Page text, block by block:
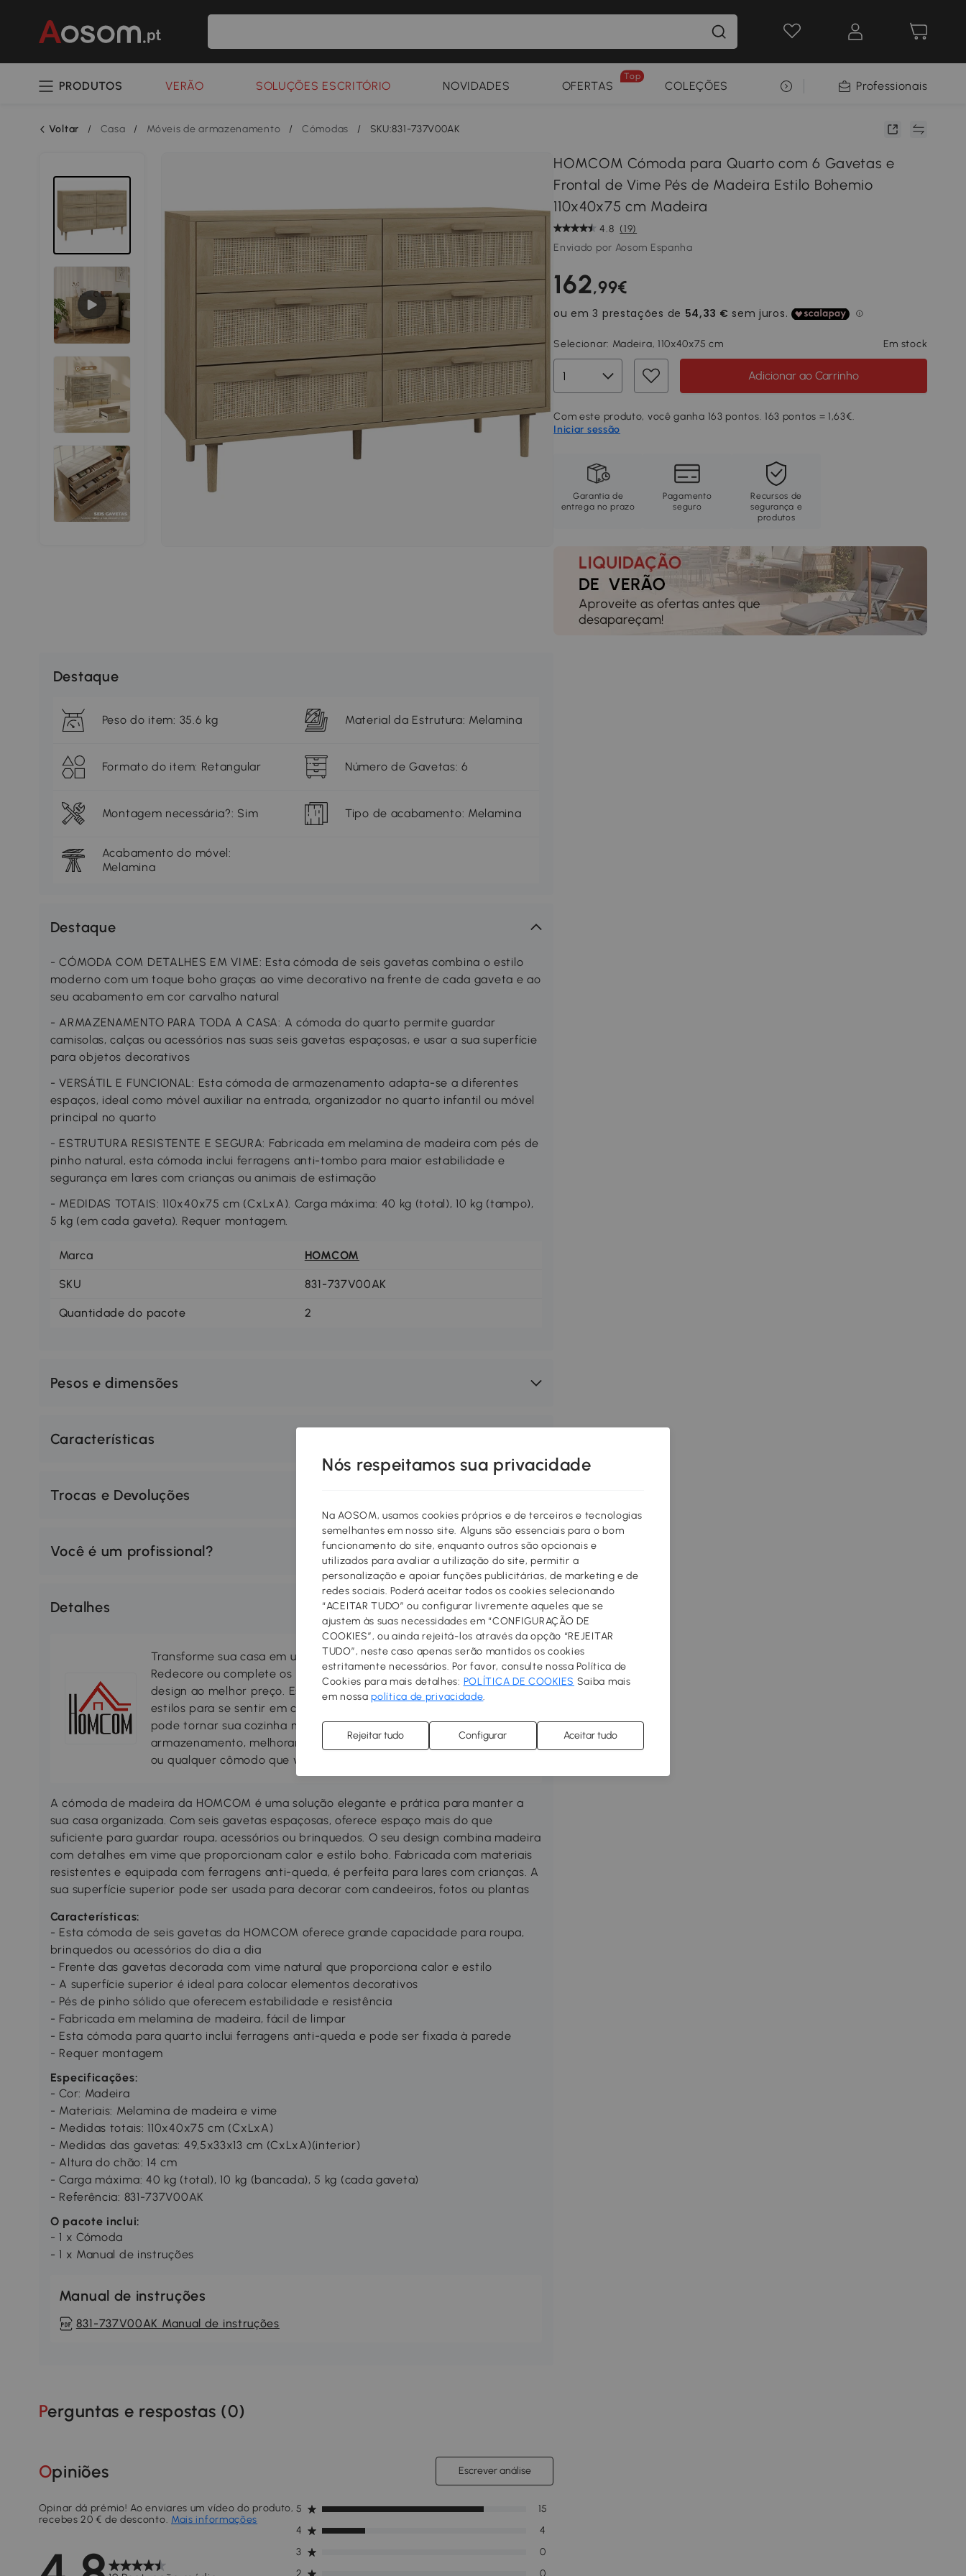
PRODUTOS VERÃO SOLUÇÕES ESCRITÓRIO NOVIDADES OFERTAS
Top
COLEÇÕES SELEÇÃO PREMIUMProfessionais
Voltar / Casa / Móveis de armazenamento / Cómodas / SKU:831-737V00AK
HOMCOM Cómoda para Quarto com 6 Gavetas e
Frontal de Vime Pés de Madeira Estilo Bohemio
110x40x75 cm Madeira
4.8 (19)
Enviado por Aosom Espanha
162,99€
Selecionar: Madeira, 110x40x75 cm Em stock
Adicionar ao Carrinho
Com este produto, você ganha 163 pontos. 163 pontos = 1,63€.
Iniciar sessão
Garantia de
entrega no prazo
Pagamento
seguro
Recursos de
segurança e
produtos
Destaque
Peso do item: 35.6 kg Material da Estrutura: Melamina
Formato do item: Retangular Número de Gavetas: 6
Montagem necessária?: Sim Tipo de acabamento: Melamina
Acabamento do móvel:
Melamina
Destaque
- CÓMODA COM DETALHES EM VIME: Esta cómoda de seis gavetas combina o estilo
moderno com um toque boho graças ao vime decorativo na frente de cada gaveta e ao
seu acabamento em cor carvalho natural
- ARMAZENAMENTO PARA TODA A CASA: A cómoda do quarto permite guardar
camisolas, calças ou acessórios nas suas seis gavetas espaçosas, e usar a sua superfície
para objetos decorativos
- VERSÁTIL E FUNCIONAL: Esta cómoda de armazenamento adapta-se a diferentes
espaços, ideal como móvel auxiliar na entrada, organizador no quarto infantil ou móvel
principal no quarto
- ESTRUTURA RESISTENTE E SEGURA: Fabricada em melamina de madeira com pés de
pinho natural, esta cómoda inclui ferragens anti-tombo para maior estabilidade e
segurança em lares com crianças ou animais de estimação
- MEDIDAS TOTAIS: 110x40x75 cm (CxLxA). Carga máxima: 40 kg (total), 10 kg (tampo),
5 kg (em cada gaveta). Requer montagem.
Marca HOMCOM
SKU 831-737V00AK
Quantidade do pacote 2
Pesos e dimensões
Características
Trocas e Devoluções
Você é um profissional?
Detalhes
Transforme sua casa em um lar aconchegante e funcional!
Redecore ou complete os seus espaços interiores com móveis de
design ao melhor preço. Escolha móveis e decoração entre vários
estilos para se sentir em casa, dê um toque novo à sua casa! Você
pode tornar sua cozinha mais funcional adicionando
armazenamento, melhorando a sala de estar, o corredor, o quarto
ou qualquer cômodo que você precise com apenas alguns cliques.
A cómoda de madeira da HOMCOM é uma solução elegante e prática para manter a
sua casa organizada. Com seis gavetas espaçosas, oferece espaço mais do que
suficiente para guardar roupa, acessórios ou brinquedos. O seu design combina madeira
com detalhes em vime que proporcionam calor e estilo boho. Fabricada com materiais
resistentes e equipada com ferragens anti-queda, é perfeita para lares com crianças. A
sua superfície superior pode ser usada para decorar com candeeiros, fotos ou plantas
Características:
- Esta cómoda de seis gavetas da HOMCOM oferece grande capacidade para roupa,
brinquedos ou acessórios do dia a dia
- Frente das gavetas decorada com vime natural que proporciona calor e estilo
- A superfície superior é ideal para colocar elementos decorativos
- Pés de pinho sólido que oferecem estabilidade e resistência
- Fabricada em melamina de madeira, fácil de limpar
- Esta cómoda para quarto inclui ferragens anti-queda e pode ser fixada à parede
- Requer montagem
Especificações:
- Cor: Madeira
- Materiais: Melamina de madeira e vime
- Medidas totais: 110x40x75 cm (CxLxA)
- Medidas das gavetas: 49,5x33x13 cm (CxLxA)(interior)
- Altura do chão: 14 cm
- Carga máxima: 40 kg (total), 10 kg (bancada), 5 kg (cada gaveta)
- Referência: 831-737V00AK
O pacote inclui:
- 1 x Cómoda
- 1 x Manual de instruções
Manual de instruções
831-737V00AK Manual de instruções
Perguntas e respostas (0)
Opiniões Escrever análise
Opinar dá prémio! Ao enviares um vídeo do produto,
recebes 20 € de desconto. Mais informações
2 0
3 0
4 4
5 15
Nós respeitamos sua privacidade
Na AOSOM, usamos cookies próprios e de terceiros e tecnologias
semelhantes em nosso site. Alguns são essenciais para o bom
funcionamento do site, enquanto outros são opcionais e
utilizados para avaliar a utilização do site, permitir a
personalização e apoiar funções publicitárias, de marketing e de
redes sociais. Poderá aceitar todos os cookies selecionando
“ACEITAR TUDO” ou configurar livremente aqueles que se
ajustem às suas necessidades em “CONFIGURAÇÃO DE
COOKIES”, ou ainda rejeitá-los através da opção “REJEITAR
TUDO”, neste caso apenas serão mantidos os cookies
estritamente necessários. Por favor, consulte nossa Política de
Cookies para mais detalhes: POLÍTICA DE COOKIES Saiba mais
em nossapolítica de privacidade.
Rejeitar tudo Configurar Aceitar tudo